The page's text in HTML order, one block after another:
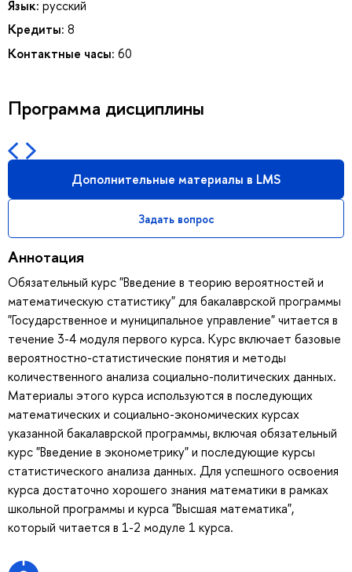
Язык: русский
Кредиты: 8
Контактные часы: 60
Программа дисциплины
Дополнительные материалы в LMS
Задать вопрос
Аннотация
Обязательный курс "Введение в теорию вероятностей и
математическую статистику" для бакалаврской программы
"Государственное и муниципальное управление" читается в
течение 3-4 модуля первого курса. Курс включает базовые
вероятностно-статистические понятия и методы
количественного анализа социально-политических данных.
Материалы этого курса используются в последующих
математических и социально-экономических курсах
указанной бакалаврской программы, включая обязательный
курс "Введение в эконометрику" и последующие курсы
статистического анализа данных. Для успешного освоения
курса достаточно хорошего знания математики в рамках
школьной программы и курса "Высшая математика",
который читается в 1-2 модуле 1 курса.